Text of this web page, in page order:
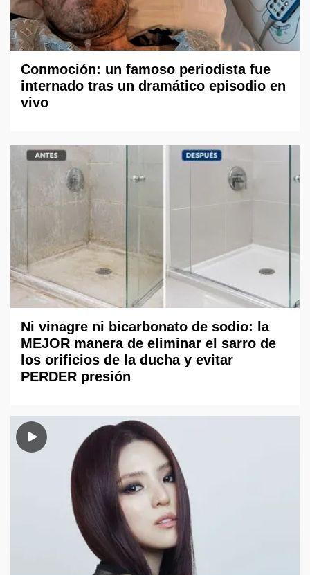
Conmoción: un famoso periodista fue
internado tras un dramático episodio en
vivo
Ni vinagre ni bicarbonato de sodio: la
MEJOR manera de eliminar el sarro de
los orificios de la ducha y evitar
PERDER presión